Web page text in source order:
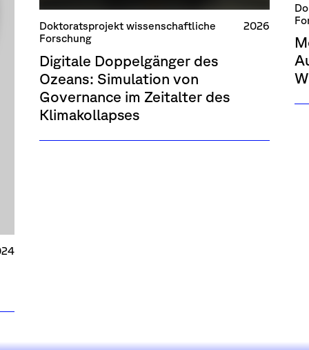
Doktoratsprojekt wissenschaftliche
Forschung
2026
Digitale Doppelgänger des
Ozeans: Simulation von
Governance im Zeitalter des
Klimakollapses